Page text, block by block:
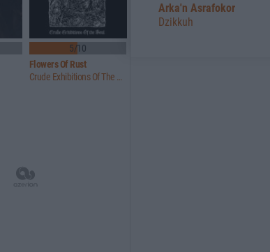
Arka'n Asrafokor
Dzikkuh
5/10
Flowers Of Rust
Crude Exhibitions Of The Soul